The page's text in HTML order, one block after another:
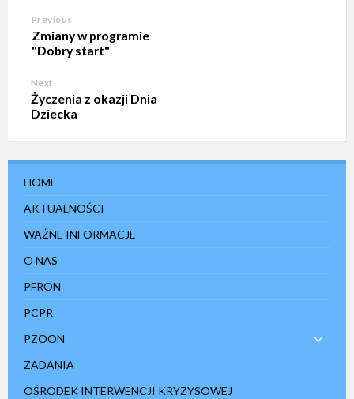
Previous
Zmiany w programie
"Dobry start"
Next
Życzenia z okazji Dnia
Dziecka
HOME
AKTUALNOŚCI
WAŻNE INFORMACJE
O NAS
PFRON
PCPR
PZOON
ZADANIA
OŚRODEK INTERWENCJI KRYZYSOWEJ